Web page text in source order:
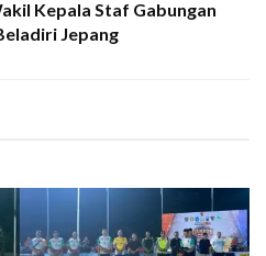
Kepala Staf Gabungan
Jepang